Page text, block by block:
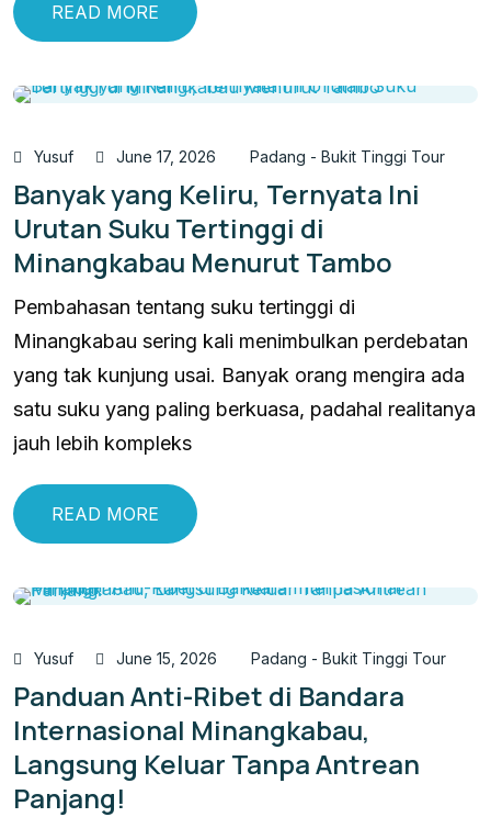
READ MORE
Yusuf June 17, 2026 Padang - Bukit Tinggi Tour
Banyak yang Keliru, Ternyata Ini
Urutan Suku Tertinggi di
Minangkabau Menurut Tambo
Pembahasan tentang suku tertinggi di
Minangkabau sering kali menimbulkan perdebatan
yang tak kunjung usai. Banyak orang mengira ada
satu suku yang paling berkuasa, padahal realitanya
jauh lebih kompleks
READ MORE
Yusuf June 15, 2026 Padang - Bukit Tinggi Tour
Panduan Anti-Ribet di Bandara
Internasional Minangkabau,
Langsung Keluar Tanpa Antrean
Panjang!